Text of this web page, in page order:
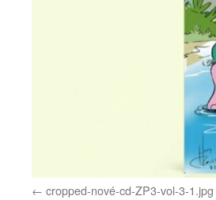
cropped-nové-cd-ZP3-vol-3-1.jpg